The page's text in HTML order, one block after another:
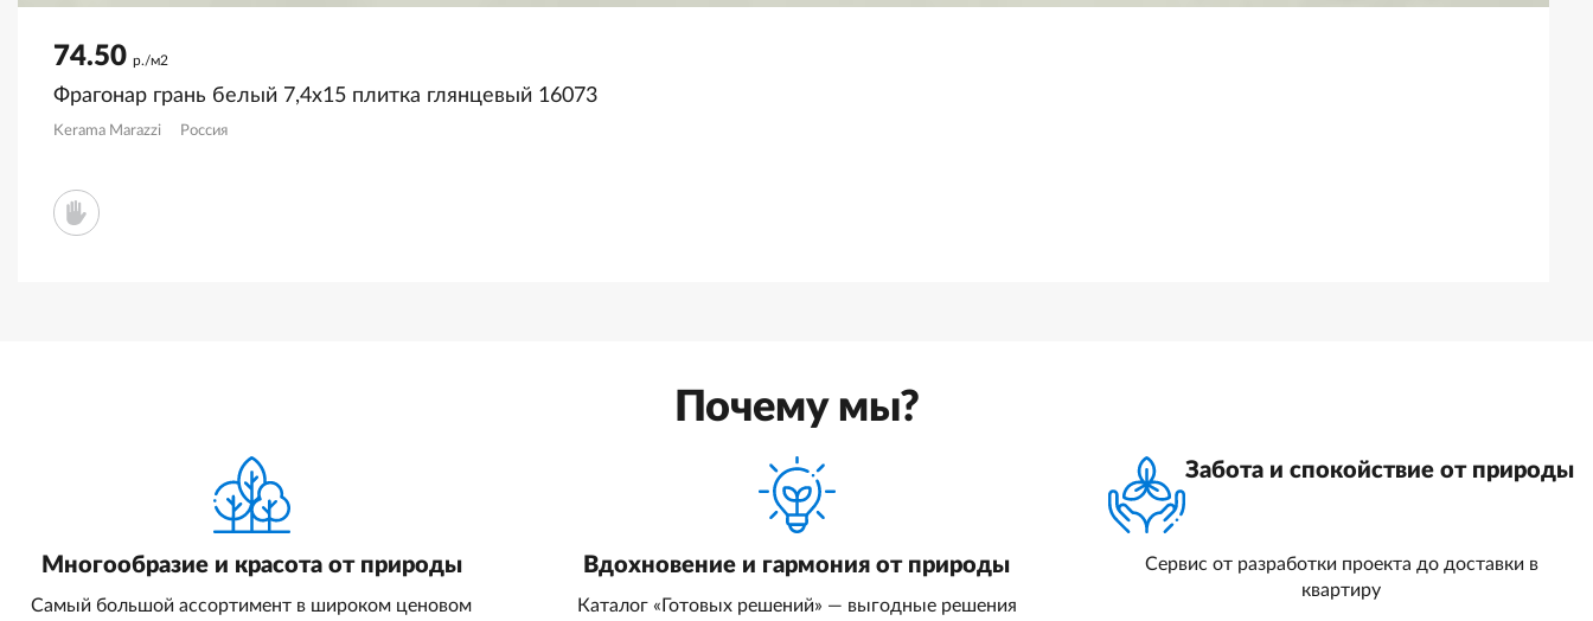
74.50 р./м2
Фрагонар грань белый 7,4x15 плитка глянцевый 16073
Kerama Marazzi Россия
Почему мы?
Многообразие и красота от природы
Самый большой ассортимент в широком ценовом
Вдохновение и гармония от природы
Каталог «Готовых решений» — выгодные решения
Забота и спокойствие от природы
Сервис от разработки проекта до доставки в
квартиру